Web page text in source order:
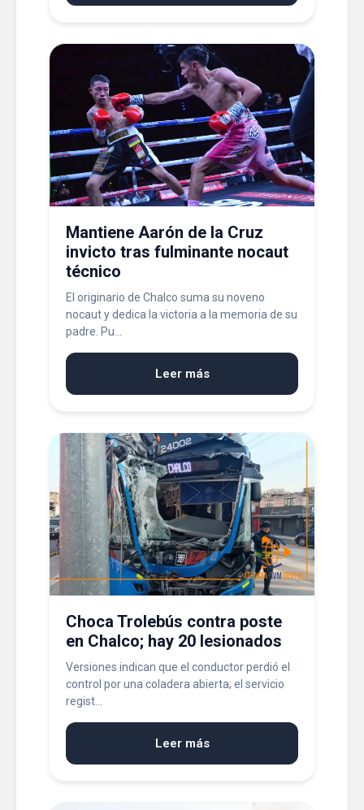
Mantiene Aarón de la Cruz
invicto tras fulminante nocaut
técnico
El originario de Chalco suma su noveno
nocaut y dedica la victoria a la memoria de su
padre. Pu...
Leer más
Choca Trolebús contra poste
en Chalco; hay 20 lesionados
Versiones indican que el conductor perdió el
control por una coladera abierta; el servicio
regist...
Leer más